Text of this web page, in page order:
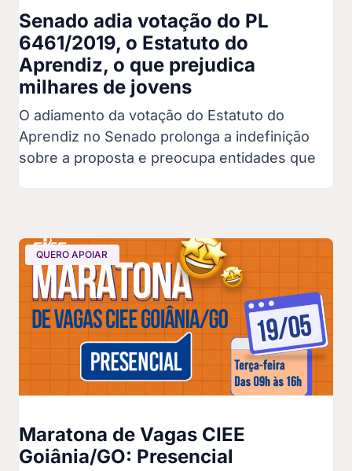
Senado adia votação do PL
6461/2019, o Estatuto do
Aprendiz, o que prejudica
milhares de jovens
O adiamento da votação do Estatuto do
Aprendiz no Senado prolonga a indefinição
sobre a proposta e preocupa entidades que
QUERO APOIAR
Maratona de Vagas CIEE
Goiânia/GO: Presencial